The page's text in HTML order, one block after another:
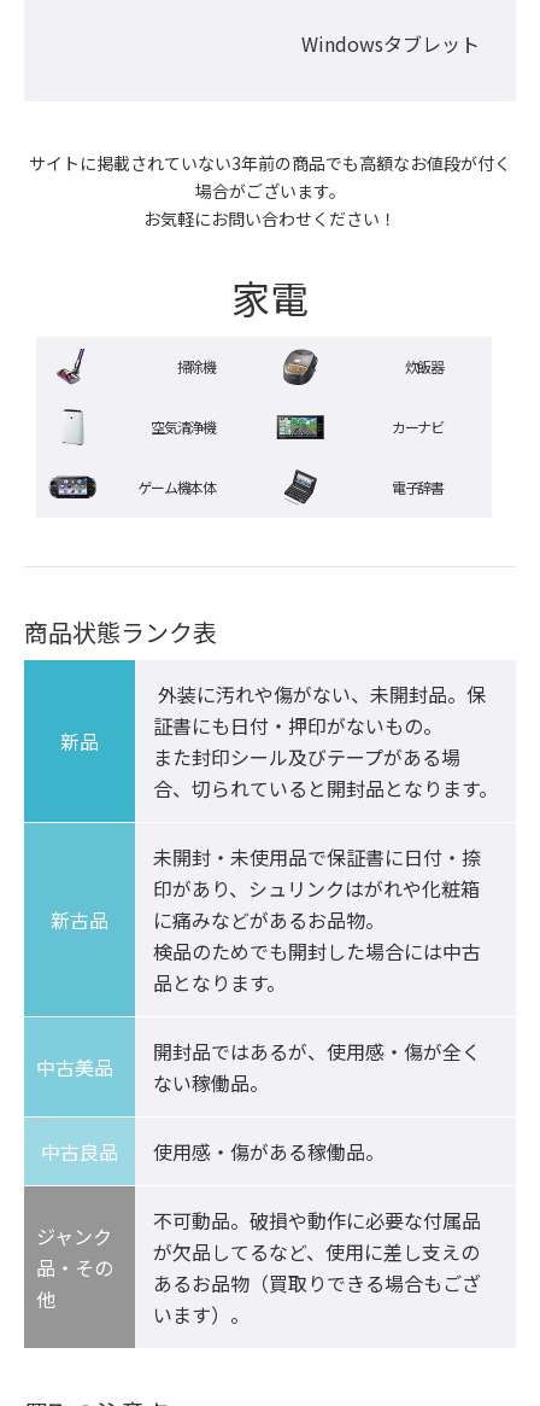
Windowsタブレット
サイトに掲載されていない3年前の商品でも高額なお値段が付く
場合がございます。
お気軽にお問い合わせください！
家電
掃除機 炊飯器
空気清浄機 カーナビ
ゲーム機本体 電子辞書
商品状態ランク表
新品
証書にも日付・押印がないもの。
また封印シール及びテープがある場
合、切られていると開封品となります。
新古品
未開封・未使用品で保証書に日付・捺
印があり、シュリンクはがれや化粧箱
に痛みなどがあるお品物。
検品のためでも開封した場合には中古
品となります。
開封品ではあるが、使用感・傷が全く
ない稼働品。
中古良品 使用感・傷がある稼働品。
ジャンク
品・その
他
不可動品。破損や動作に必要な付属品
が欠品してるなど、使用に差し支えの
あるお品物（買取りできる場合もござ
います）。